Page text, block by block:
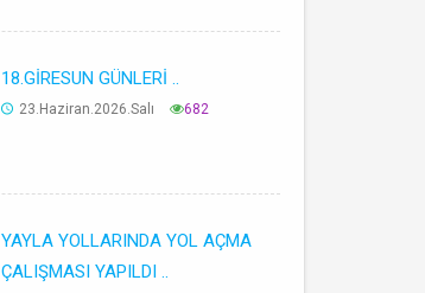
18.GİRESUN GÜNLERİ ..
23.Haziran.2026.Salı 682
YAYLA YOLLARINDA YOL AÇMA
ÇALIŞMASI YAPILDI ..